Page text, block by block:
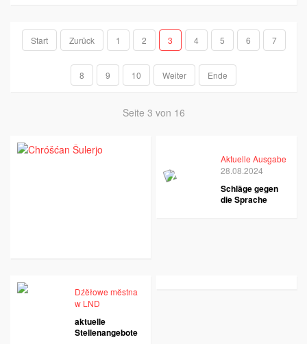
Start Zurück 1 2 3 4 5 6 7
8 9 10 Weiter Ende
Seite 3 von 16
Aktuelle Ausgabe
28.08.2024
Schläge gegen
die Sprache
Dźěłowe městna
w LND
aktuelle
Stellenangebote